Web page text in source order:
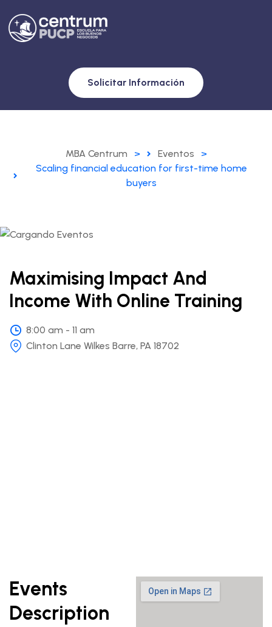
Solicitar Información
MBA Centrum > Eventos
>
Scaling financial education for first-time home
buyers
Maximising Impact And
Income With Online Training
8:00 am - 11 am
Clinton Lane Wilkes Barre, PA 18702
Events
Description